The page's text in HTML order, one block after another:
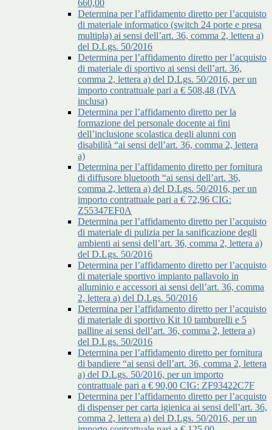
660,00
Determina per l’affidamento diretto per l’acquisto
di materiale informatico (switch 24 porte e presa
multipla) ai sensi dell’art. 36, comma 2, lettera a)
del D.Lgs. 50/2016
Determina per l’affidamento diretto per l’acquisto
di materiale di sportivo ai sensi dell’art. 36,
comma 2, lettera a) del D.Lgs. 50/2016, per un
importo contrattuale pari a € 508,48 (IVA
inclusa)
Determina per l’affidamento diretto per la
formazione del personale docente ai fini
dell’inclusione scolastica degli alunni con
disabilità “ai sensi dell’art. 36, comma 2, lettera
a)
Determina per l’affidamento diretto per fornitura
di diffusore bluetooth “ai sensi dell’art. 36,
comma 2, lettera a) del D.Lgs. 50/2016, per un
importo contrattuale pari a € 72,96 CIG:
Z55347EF0A
Determina per l’affidamento diretto per l’acquisto
di materiale di pulizia per la sanificazione degli
ambienti ai sensi dell’art. 36, comma 2, lettera a)
del D.Lgs. 50/2016
Determina per l’affidamento diretto per l’acquisto
di materiale sportivo impianto pallavolo in
alluminio e accessori ai sensi dell’art. 36, comma
2, lettera a) del D.Lgs. 50/2016
Determina per l’affidamento diretto per l’acquisto
di materiale di sportivo Kit 10 tamburelli e 5
palline ai sensi dell’art. 36, comma 2, lettera a)
del D.Lgs. 50/2016
Determina per l’affidamento diretto per fornitura
di bandiere “ai sensi dell’art. 36, comma 2, lettera
a) del D.Lgs. 50/2016, per un importo
contrattuale pari a € 90,00 CIG: ZF93422C7F
Determina per l’affidamento diretto per l’acquisto
di dispenser per carta igienica ai sensi dell’art. 36,
comma 2, lettera a) del D.Lgs. 50/2016, per un